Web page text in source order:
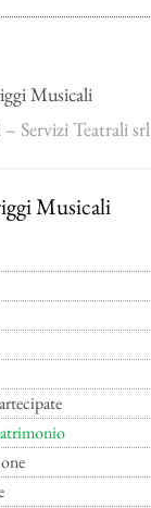
Musicali
Servizi Teatrali srl
Musicali